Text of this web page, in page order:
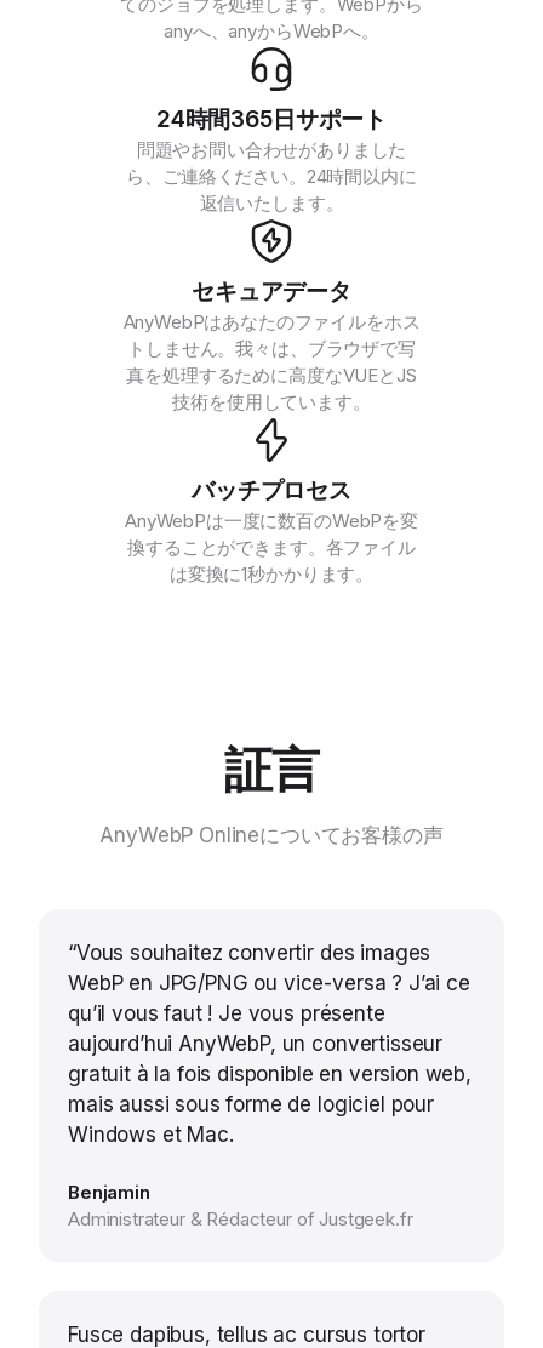
anyへ、anyからWebPへ。
24時間365日サポート
問題やお問い合わせがありました
ら、ご連絡ください。24時間以内に
返信いたします。
セキュアデータ
AnyWebPはあなたのファイルをホス
トしません。我々は、ブラウザで写
真を処理するために高度なVUEとJS
技術を使用しています。
バッチプロセス
AnyWebPは一度に数百のWebPを変
換することができます。各ファイル
は変換に1秒かかります。
証言
AnyWebP Onlineについてお客様の声
“Vous souhaitez convertir des images
WebP en JPG/PNG ou vice-versa ? J’ai ce
qu’il vous faut ! Je vous présente
aujourd’hui AnyWebP, un convertisseur
gratuit à la fois disponible en version web,
mais aussi sous forme de logiciel pour
Windows et Mac.
Benjamin
Administrateur & Rédacteur of Justgeek.fr
Fusce dapibus, tellus ac cursus tortor